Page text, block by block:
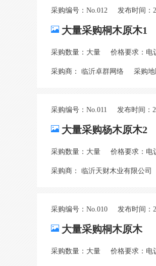
采购编号：No.012 发布时间：
大量采购桐木原木1
采购数量：大量 价格要求：电
采购商： 临沂卓群网络 采购
采购编号：No.011 发布时间：
大量采购杨木原木2
采购数量：大量 价格要求：电
采购商： 临沂天财木业有限公司
采购编号：No.010 发布时间：
大量采购桐木原木
采购数量：大量 价格要求：电